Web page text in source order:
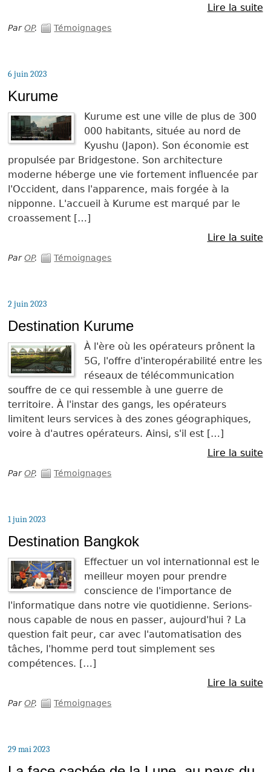
Lire la suite
ParOP. Témoignages
6 juin 2023
Kurume
Kurume est une ville de plus de 300
000 habitants, située au nord de
Kyushu (Japon). Son économie est
propulsée par Bridgestone. Son architecture
moderne héberge une vie fortement influencée par
l'Occident, dans l'apparence, mais forgée à la
nipponne. L'accueil à Kurume est marqué par le
croassement […]
Lire la suite
ParOP. Témoignages
2 juin 2023
Destination Kurume
À l'ère où les opérateurs prônent la
5G, l'offre d'interopérabilité entre les
réseaux de télécommunication
souffre de ce qui ressemble à une guerre de
territoire. À l'instar des gangs, les opérateurs
limitent leurs services à des zones géographiques,
voire à d'autres opérateurs. Ainsi, s'il est […]
Lire la suite
ParOP. Témoignages
1 juin 2023
Destination Bangkok
Effectuer un vol internationnal est le
meilleur moyen pour prendre
conscience de l'importance de
l'informatique dans notre vie quotidienne. Serions-
nous capable de nous en passer, aujourd'hui ? La
question fait peur, car avec l'automatisation des
tâches, l'homme perd tout simplement ses
compétences. […]
Lire la suite
ParOP. Témoignages
29 mai 2023